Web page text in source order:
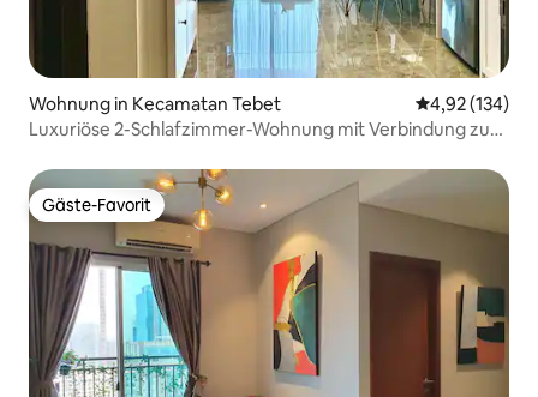
Wohnung in Kecamatan Tebet
4,92 (134)
Luxuriöse 2-Schlafzimmer-Wohnung mit Verbindung zum
Gäste-Favorit
Gäste-Favorit